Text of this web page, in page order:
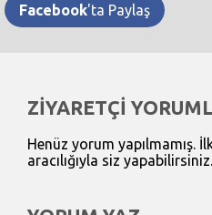
Facebook'ta Paylaş
ZİYARETÇİ
Henüz yorum yapılmamış.
aracılığıyla siz yapabilirsiniz.